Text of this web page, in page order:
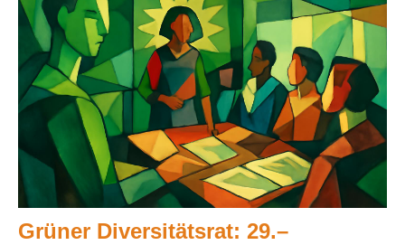
Grüner Diversitätsrat: 29.–